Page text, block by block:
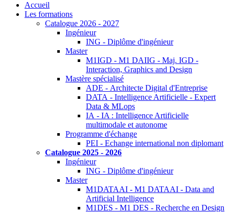
Accueil
Les formations
Catalogue 2026 - 2027
Ingénieur
ING - Diplôme d'ingénieur
Master
M1IGD - M1 DAIIG - Maj. IGD -
Interaction, Graphics and Design
Mastère spécialisé
ADE - Architecte Digital d'Entreprise
DATA - Intelligence Artificielle - Expert
Data & MLops
IA - IA : Intelligence Artificielle
multimodale et autonome
Programme d'échange
PEI - Echange international non diplomant
Catalogue 2025 - 2026
Ingénieur
ING - Diplôme d'ingénieur
Master
M1DATAAI - M1 DATAAI - Data and
Artificial Intelligence
M1DES - M1 DES - Recherche en Design